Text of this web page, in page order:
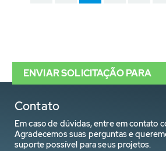
Contato
Em caso de dúvidas, entre em contato
Agradecemos suas perguntas e
suporte possível para seus projetos.
ENVIAR SOLICITAÇÃO PARA